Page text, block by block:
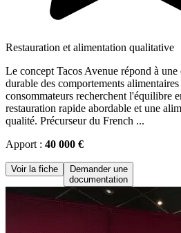
Restauration et alimentation qualitative
Le concept Tacos Avenue répond à
durable des comportements alimentaires
consommateurs recherchent l'équilibre
restauration rapide abordable et une
qualité. Précurseur du French ...
Apport : 40 000 €
Voir la fiche
Demander une
documentation